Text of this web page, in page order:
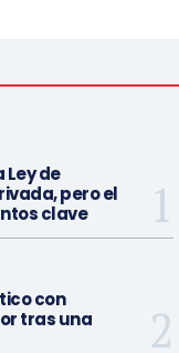
Ley de
pero el
clave
con
tras una